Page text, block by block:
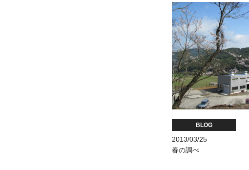
BLOG
2013/03/25
春の調べ